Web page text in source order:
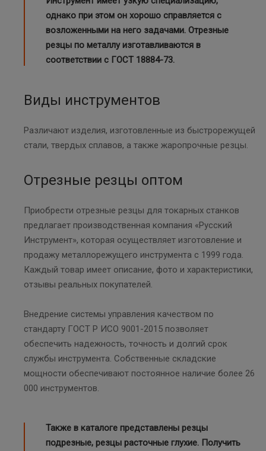
однако при этом он хорошо справляется с
возложенными на него задачами. Отрезные
резцы по металлу изготавливаются в
соответствии с ГОСТ 18884-73.
Виды инструментов
Различают изделия, изготовленные из быстрорежущей
стали, твердых сплавов, а также жаропрочные резцы.
Отрезные резцы оптом
Приобрести отрезные резцы для токарных станков
предлагает производственная компания «Русский
Инструмент», которая осуществляет изготовление и
продажу металлорежущего инструмента с 1999 года.
Каждый товар имеет описание, фото и характеристики,
отзывы реальных покупателей.
Внедрение системы управления качеством по
стандарту ГОСТ Р ИСО 9001-2015 позволяет
обеспечить надежность, точность и долгий срок
службы инструмента. Собственные складские
мощности обеспечивают постоянное наличие более 26
000 инструментов.
Также в каталоге представлены резцы
подрезные, резцы расточные глухие. Получить